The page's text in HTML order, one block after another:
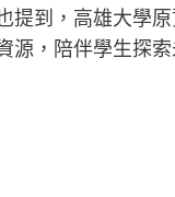
提到，高雄大學原
源，陪伴學生探索